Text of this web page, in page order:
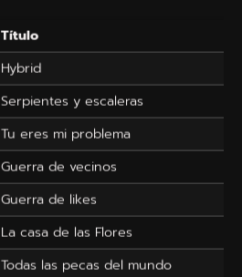
Título
Hybrid
Serpientes y escaleras
Tu eres mi problema
Guerra de vecinos
Guerra de likes
La casa de las Flores
Todas las pecas del mundo